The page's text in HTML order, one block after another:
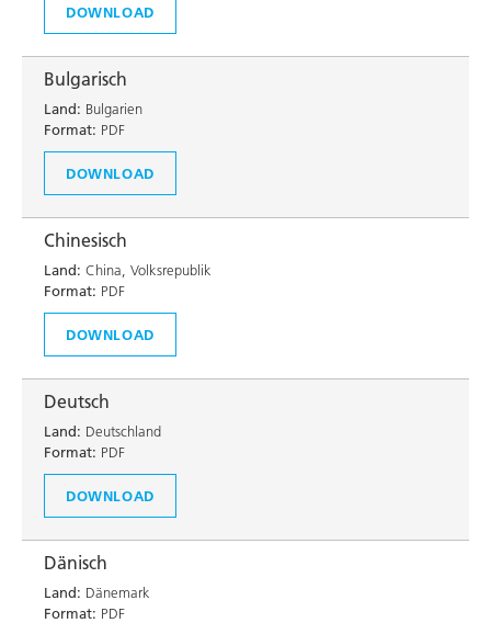
DOWNLOAD
Bulgarisch
Land: Bulgarien
Format: PDF
DOWNLOAD
Chinesisch
Land: China, Volksrepublik
Format: PDF
DOWNLOAD
Deutsch
Land: Deutschland
Format: PDF
DOWNLOAD
Dänisch
Land: Dänemark
Format: PDF